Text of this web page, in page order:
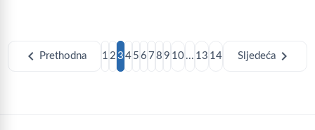
chevron_left Prethodna 1 2 3 4 5 6 7 8 9 10 ... 13 14 Sljedeća chevron_right